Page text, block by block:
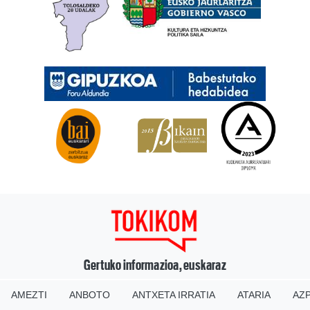
Gertuko informazioa, euskaraz
AMEZTI ANBOTO ANTXETA IRRATIA ATARIA